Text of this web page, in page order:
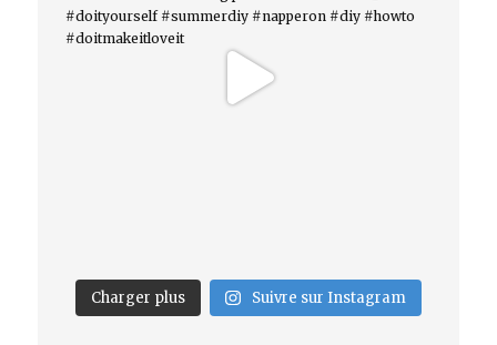
Charger plus Suivre sur Instagram